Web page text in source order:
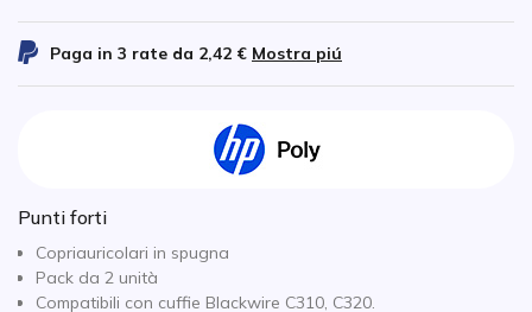
Paga in 3 rate da 2,42 € Mostra piú
Punti forti
Copriauricolari in spugna
Pack da 2 unità
Compatibili con cuffie Blackwire C310, C320.